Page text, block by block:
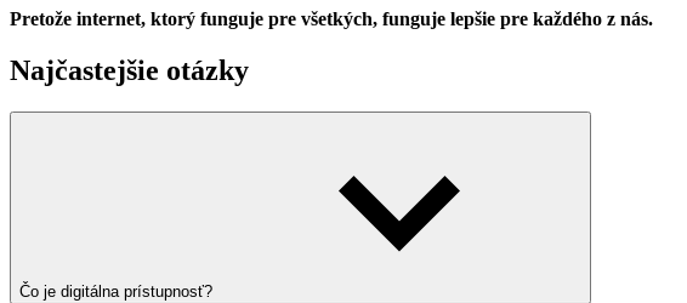
Pretože internet, ktorý funguje pre všetkých, funguje lepšie pre každého z nás.
Najčastejšie otázky
Čo je digitálna prístupnosť?